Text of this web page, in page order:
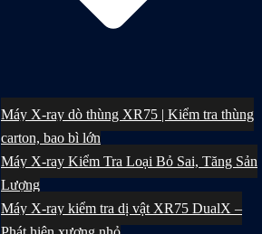
Máy X-ray dò thùng XR75 | Kiểm tra thùng
carton, bao bì lớn
Máy X-ray Kiểm Tra Loại Bỏ Sai, Tăng Sản
Lượng
Máy X-ray kiểm tra dị vật XR75 DualX –